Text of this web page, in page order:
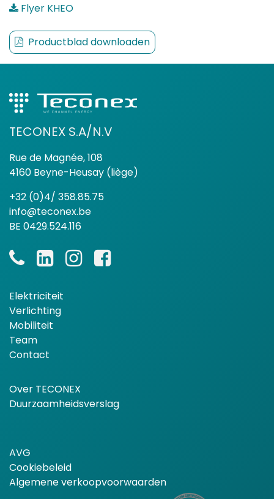
Flyer KHEO
Productblad downloaden
TECONEX S.A/N.V
Rue de Magnée, 108
4160 Beyne-Heusay (liège)
+32 (0)4/ 358.85.75
info@teconex.be
BE 0429.524.116
Elektriciteit
Verlichting
Mobiliteit
Team
Contact
Over TECONEX
Duurzaamheidsverslag
AVG
Cookiebeleid
Algemene verkoopvoorwaarden